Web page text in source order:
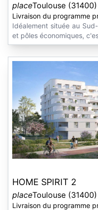
placeToulouse (31400)
Livraison du programme
Idéalement située au
et pôles économiques,
HOME SPIRIT 2
placeToulouse (31400)
Livraison du programme